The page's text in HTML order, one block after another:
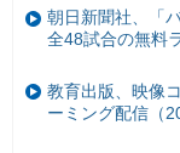
朝日新聞社、「
全48試合の無料
教育出版、映像
ーミング配信（